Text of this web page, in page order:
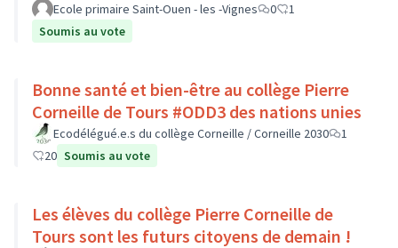
Ecole primaire Saint-Ouen - les -Vignes 0
1
Soumis au vote
Bonne santé et bien-être au collège Pierre
Corneille de Tours #ODD3 des nations unies
Ecodélégué.e.s du collège Corneille / Corneille 2030
1
20 Soumis au vote
Les élèves du collège Pierre Corneille de
Tours sont les futurs citoyens de demain !